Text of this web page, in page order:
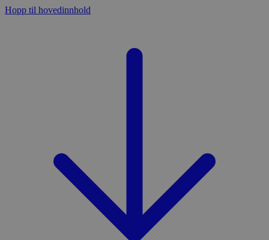
Hopp til hovedinnhold